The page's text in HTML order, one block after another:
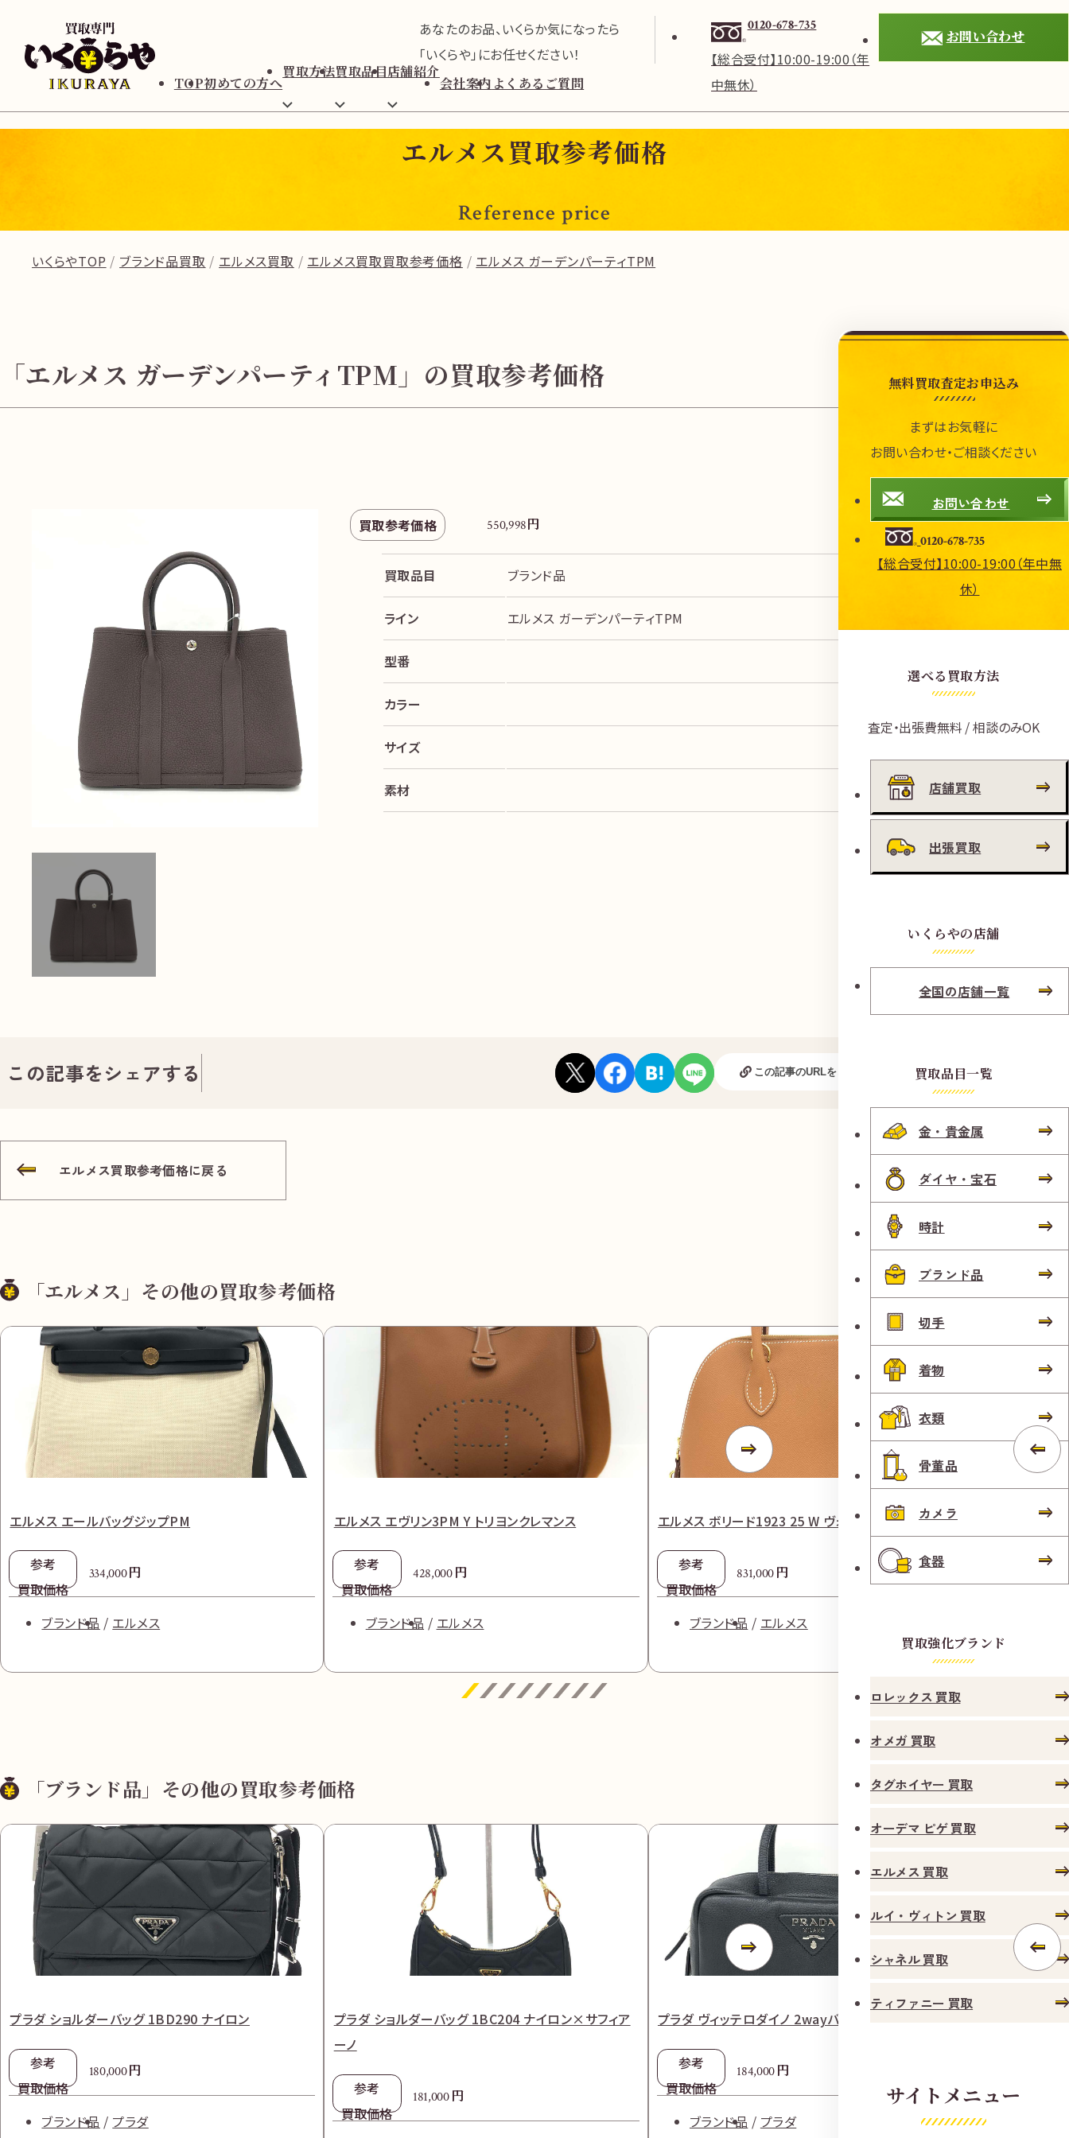
あなたのお品、いくらか気になったら
「いくらや」にお任せください！
0120-678-735
【総合受付】10:00-19:00（年
中無休）
お問い合わせ
TOP初めての方へ
買取方法買取品目店舗紹介
会社案内 よくあるご質問
エルメス買取参考価格
Reference price
いくらやTOP ブランド品買取 エルメス買取 エルメス買取買取参考価格 エルメス ガーデンパーティTPM
「エルメス ガーデンパーティTPM」の買取参考価格
買取参考価格 550,998円
買取品目 ブランド品
ライン エルメス ガーデンパーティTPM
型番
カラー
サイズ
素材
この記事をシェアする この記事のURLをコピーする
エルメス買取参考価格に戻る
「エルメス」その他の買取参考価格
エルメス エールバッグジップPM
参考
買取価格
334,000円
ブランド品 エルメス
エルメス エヴリン3PM Y トリヨンクレマンス
参考
買取価格
428,000 円
ブランド品 エルメス
エルメス ボリード1923 25 W ヴォ—エプソン
参考
買取価格
831,000円
ブランド品 エルメス
エルメス イン
買取価格
「ブランド品」その他の買取参考価格
プラダ ショルダーバッグ 1BD290 ナイロン
参考
買取価格
180,000円
ブランド品 プラダ
プラダ ショルダーバッグ 1BC204 ナイロン×サフィア
ーノ
参考
買取価格
181,000 円
プラダ ヴィッテロダイノ 2wayバッグ 1BB102
参考
買取価格
184,000円
ブランド品 プラダ
無料買取査定お申込み
まずはお気軽に
お問い合わせ・ご相談ください
お問い合わせ
0120-678-735
【総合受付】10:00-19:00（年中無
休）
選べる買取方法
査定・出張費無料 / 相談のみOK
店舗買取
出張買取
いくらやの店舗
全国の店舗一覧
買取品目一覧
金・貴金属
ダイヤ・宝石
時計
ブランド品
切手
着物
衣類
骨董品
カメラ
食器
買取強化ブランド
ロレックス 買取
オメガ 買取
タグホイヤー 買取
オーデマ ピゲ 買取
エルメス 買取
ルイ・ヴィトン 買取
シャネル 買取
ティファニー 買取
サイトメニュー